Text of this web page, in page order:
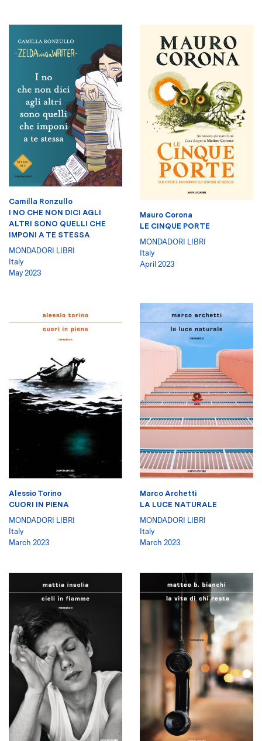
Camilla Ronzullo
I NO CHE NON DICI AGLI
ALTRI SONO QUELLI CHE
IMPONI A TE STESSA
MONDADORI LIBRI
Italy
May 2023
Mauro Corona
LE CINQUE PORTE
MONDADORI LIBRI
Italy
April 2023
Alessio Torino
CUORI IN PIENA
MONDADORI LIBRI
Italy
March 2023
Marco Archetti
LA LUCE NATURALE
MONDADORI LIBRI
Italy
March 2023